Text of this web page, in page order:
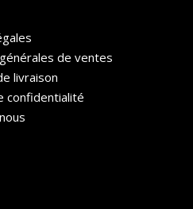
de ventes
livraison
confidentialité